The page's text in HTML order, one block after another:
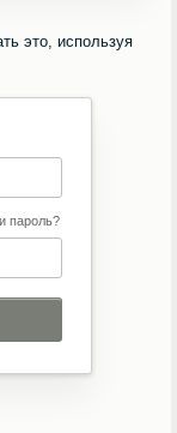
это, используя
пароль?